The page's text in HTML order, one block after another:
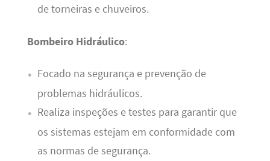
de torneiras e chuveiros.
Bombeiro Hidráulico:
Focado na segurança e prevenção de
problemas hidráulicos.
Realiza inspeções e testes para garantir que
os sistemas estejam em conformidade com
as normas de segurança.